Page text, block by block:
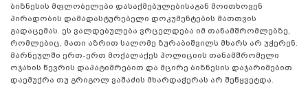
ბიზნესის მფლობელები დასაქმებულებისაგან მოითხოვენ
პირადობის დამადასტურებელი დოკუმენტების მათთვის
გადაცემას. ეს ვალდებულება ვრცელდება იმ თანამშრომლებზე,
რომლებიც, მათი აზრით სალომე ზურაბიშვილს მხარს არ უჭერენ.
მარნეულში ერთ-ერთ მოქალაქეს პოლიციის თანამშრომელი
ოჯახის წევრის დაპატიმრებით და მცირე ბიზნესის დაჯარიმებით
დაემუქრა თუ გრიგოლ ვაშაძის მხარდაჭერას არ შეწყვეტდა.